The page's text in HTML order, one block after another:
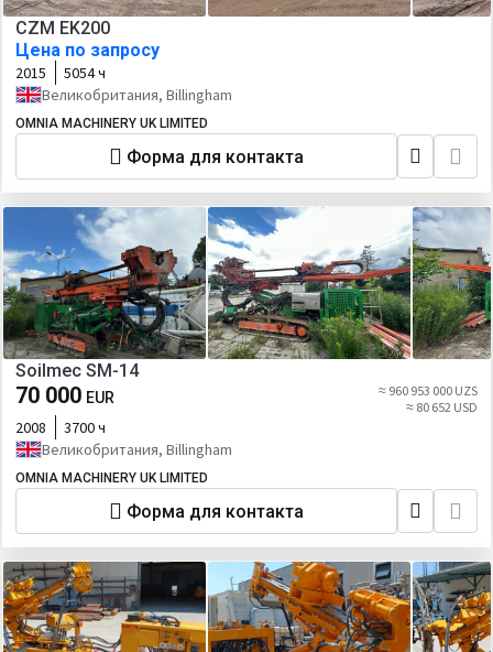
CZM EK200
Цена по запросу
2015
5054 ч
Великобритания, Billingham
OMNIA MACHINERY UK LIMITED
Форма для контакта
Soilmec SM-14
70 000 EUR
≈ 960 953 000 UZS
≈ 80 652 USD
2008
3700 ч
Великобритания, Billingham
OMNIA MACHINERY UK LIMITED
Форма для контакта